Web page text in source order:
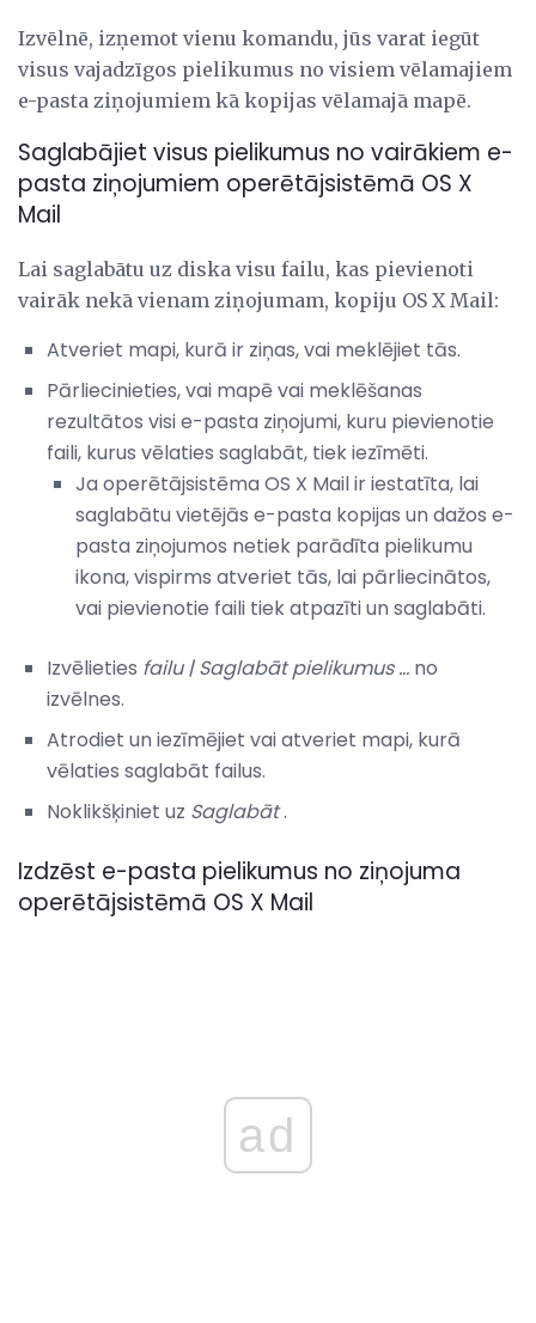
Izvēlnē, izņemot vienu komandu, jūs varat iegūt
visus vajadzīgos pielikumus no visiem vēlamajiem
e-pasta ziņojumiem kā kopijas vēlamajā mapē.
Saglabājiet visus pielikumus no vairākiem e-
pasta ziņojumiem operētājsistēmā OS X
Mail
Lai saglabātu uz diska visu failu, kas pievienoti
vairāk nekā vienam ziņojumam, kopiju OS X Mail:
Atveriet mapi, kurā ir ziņas, vai meklējiet tās.
Pārliecinieties, vai mapē vai meklēšanas
rezultātos visi e-pasta ziņojumi, kuru pievienotie
faili, kurus vēlaties saglabāt, tiek iezīmēti.
Ja operētājsistēma OS X Mail ir iestatīta, lai
saglabātu vietējās e-pasta kopijas un dažos e-
pasta ziņojumos netiek parādīta pielikumu
ikona, vispirms atveriet tās, lai pārliecinātos,
vai pievienotie faili tiek atpazīti un saglabāti.
Izvēlieties failu | Saglabāt pielikumus ... no
izvēlnes.
Atrodiet un iezīmējiet vai atveriet mapi, kurā
vēlaties saglabāt failus.
Noklikšķiniet uz Saglabāt.
Izdzēst e-pasta pielikumus no ziņojuma
operētājsistēmā OS X Mail
ad